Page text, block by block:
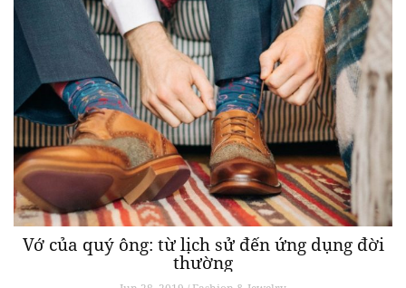
Vớ của quý ông: từ lịch sử đến ứng dụng đời
thường